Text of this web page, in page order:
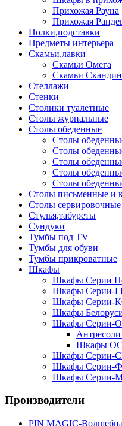
Прихожая Рауна
Прихожая
Полки,подставки
Предметы интерьера
Скамьи,лавки
Скамьи Омега
Скамьи
Стеллажи
Стенки
Столики туалетные
Столы журнальные
Столы обеденные
Столы
Столы
Столы
Столы
Столы
Столы письменные и
Столы сервировочные
Стулья,табуреты
Сундуки
Тумбы под TV
Тумбы для обуви
Тумбы прикроватные
Шкафы
Шкафы Серии
Шкафы Серии-
Шкафы
Шкафы
Шкафы Серии-
Шкафы
Шкафы
Шкафы Серии-
Шкафы Серии-
Производители
PIN MAGIС-